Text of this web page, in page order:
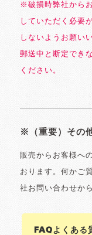
※破損時弊社から
していただく必要
しないようお願い
郵送中と断定でき
ください。
※（重要）その
販売からお客様へ
おります。何かご
社お問い合わせか
FAQよくある